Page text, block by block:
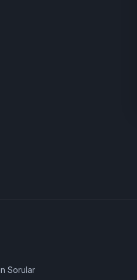
Sorular